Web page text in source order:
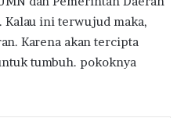
Kalau ini terwujud maka,
Karena akan tercipta
tumbuh. pokoknya